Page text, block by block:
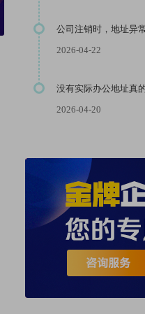
公司注销时，地址异
2026-04-22
没有实际办公地址真
2026-04-20